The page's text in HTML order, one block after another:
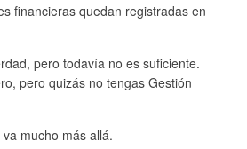
financieras quedan registradas en
pero todavía no es suficiente.
pero quizás no tengas Gestión
va mucho más allá.